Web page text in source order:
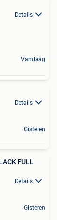
Details
Vandaag
Details
Gisteren
FULL
Details
Gisteren